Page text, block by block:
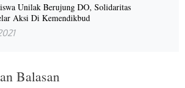
Unilak Berujung DO, Solidaritas
Aksi Di Kemendikbud
Balasan